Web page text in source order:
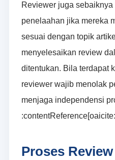
Reviewer juga
penelaahan jika mereka
sesuai dengan topik
menyelesaikan review
ditentukan. Bila terdapat
reviewer wajib menolak
menjaga independensi
Proses